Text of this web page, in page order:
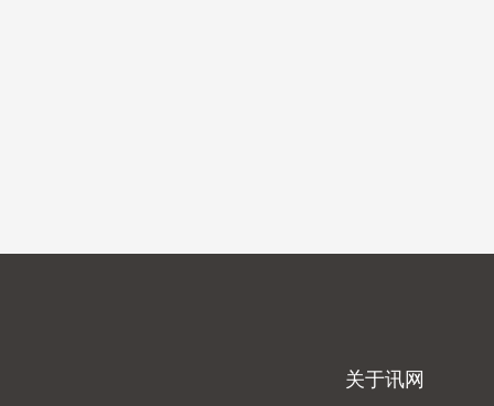
关于讯网